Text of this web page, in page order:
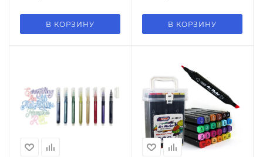
В КОРЗИНУ В КОРЗИНУ